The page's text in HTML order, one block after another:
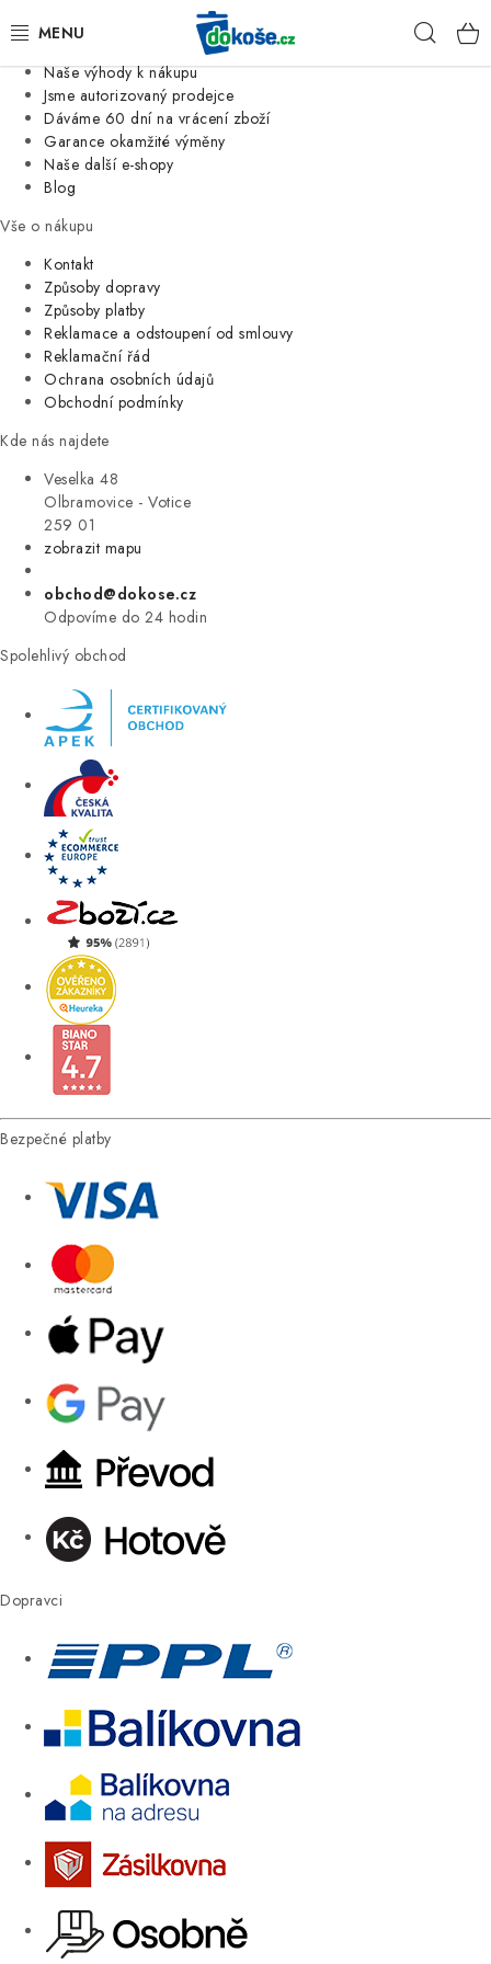
Jsme tradiční česká firma
Naše výhody k nákupu
Jsme autorizovaný prodejce
Dáváme 60 dní na vrácení zboží
Garance okamžité výměny
Naše další e-shopy
Blog
Vše o nákupu
Kontakt
Způsoby dopravy
Způsoby platby
Reklamace a odstoupení od smlouvy
Reklamační řád
Ochrana osobních údajů
Obchodní podmínky
Kde nás najdete
Veselka 48
Olbramovice - Votice
259 01
zobrazit mapu
obchod@dokose.cz
Odpovíme do 24 hodin
Spolehlivý obchod
Bezpečné platby
Dopravci
KOŠE
SÁČKY
KUCHYNĚ
ORGANIZACE
DOMÁCNOST
ÚKLID
VÝPRODEJ
ZNAČKY
Úvod Kontakt Blog
Moje objednávka